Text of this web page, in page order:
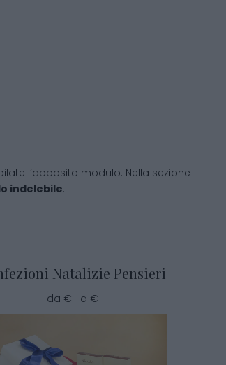
l’apposito modulo. Nella sezione
indelebile.
Natalizie Pensieri
da € a €